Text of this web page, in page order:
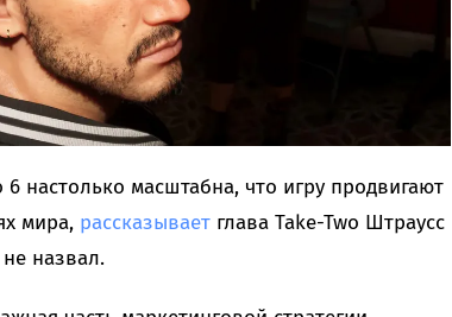
настолько масштабна, что игру продвигают
мира, рассказываетглава Take-Two Штраусс
назвал.